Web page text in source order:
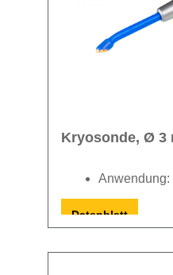
Kryosonde, Ø 3
Anwendung:
Datenblatt